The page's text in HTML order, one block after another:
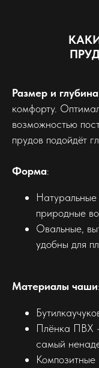
Размер и глубина
комфорту.
возможностью
прудов подойдёт
Форма:
природные
Овальные,
удобны для
Материалы чаши:
Плёнка ПВХ
самый